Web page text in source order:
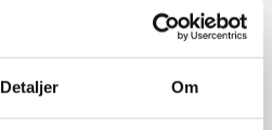
Detaljer Om